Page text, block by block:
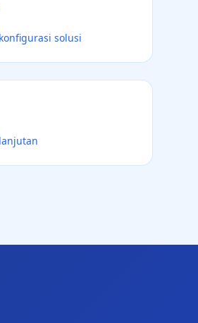
solusi